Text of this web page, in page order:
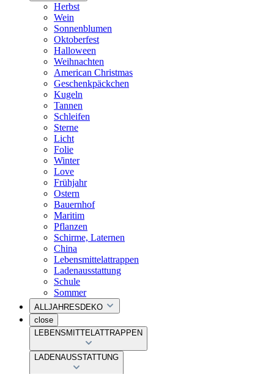
Herbst
Wein
Sonnenblumen
Oktoberfest
Halloween
Weihnachten
American Christmas
Geschenkpäckchen
Kugeln
Tannen
Schleifen
Sterne
Licht
Folie
Winter
Love
Frühjahr
Ostern
Bauernhof
Maritim
Pflanzen
Schirme, Laternen
China
Lebensmittelattrappen
Ladenausstattung
Schule
Sommer
ALLJAHRESDEKO
close
LEBENSMITTELATTRAPPEN
LADENAUSSTATTUNG